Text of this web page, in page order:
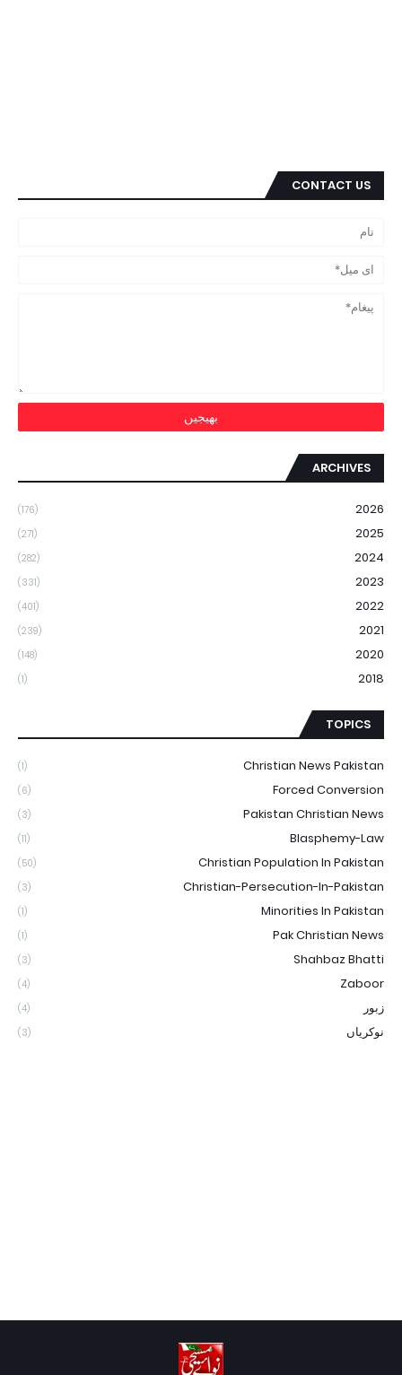
CONTACT US
ARCHIVES
2026
(176)
2025
(271)
2024
(282)
2023
(331)
2022
(401)
2021
(239)
2020
(148)
2018
(1)
TOPICS
Christian News Pakistan
(1)
Forced Conversion
(6)
Pakistan Christian News
(3)
Blasphemy-Law
(11)
Christian Population In Pakistan
(50)
Christian-Persecution-In-Pakistan
(3)
Minorities In Pakistan
(1)
Pak Christian News
(1)
Shahbaz Bhatti
(3)
Zaboor
(4)
زبور (4)
نوکریاں (3)